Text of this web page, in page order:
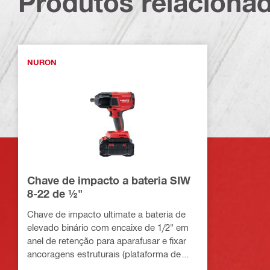
NURON
Chave de impacto a bateria SIW
8-22 de ½"
Chave de impacto ultimate a bateria de
elevado binário com encaixe de 1/2" em
anel de retenção para aparafusar e fixar
ancoragens estruturais (plataforma de